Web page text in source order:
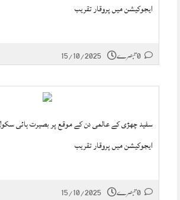
ایجوکیشن میں پروقار تقریب
15/10/2025
سفید چھڑی کے عالمی دن کے موقع پر بصیرت ہائی
ایجوکیشن میں پروقار تقریب
15/10/2025